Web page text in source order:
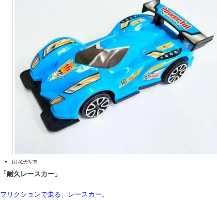
「耐久レースカー」
フリクションで走る、レースカー。